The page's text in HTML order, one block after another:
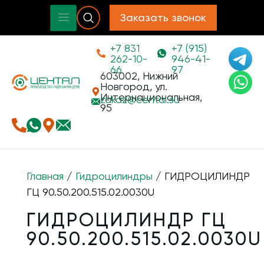
Заказать звонок
+7 831
262-10-
66
+7 (915)
946-41-
97
603002, Нижний
Новгород, ул.
Интернациональная,
95
zakaz@cental.su
Главная / Гидроцилиндры / ГИДРОЦИЛИНДР
ГЦ 90.50.200.515.02.0030U
ГИДРОЦИЛИНДР ГЦ
90.50.200.515.02.0030U